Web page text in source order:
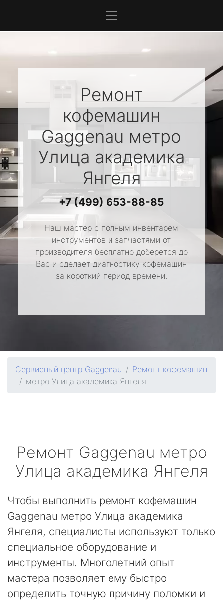
Ремонт
кофемашин
Gaggenau метро
Улица академика
Янгеля
+7 (499) 653-88-85
Наш мастер с полным инвентарем
инструментов и запчастями от
производителя бесплатно доберется до
Вас и сделает диагностику кофемашин
за короткий период времени.
Сервисный центр Gaggenau
Ремонт кофемашин
метро Улица академика Янгеля
Ремонт Gaggenau метро
Улица академика Янгеля
Чтобы выполнить ремонт кофемашин
Gaggenau метро Улица академика
Янгеля, специалисты используют только
специальное оборудование и
инструменты. Многолетний опыт
мастера позволяет ему быстро
определить точную причину поломки и